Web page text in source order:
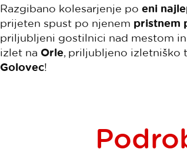
Razgibano kolesarjenje po eni
prijeten spust po njenem pristnem
priljubljeni gostilnici nad mestom
izlet na Orle, priljubljeno izletniško
Golovec!